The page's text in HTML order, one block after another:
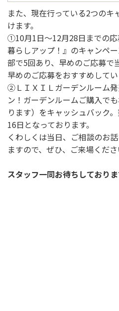
会社概
受付時間：9:00～
また、現在行っている2つのキ
けます。
①10月1日～12月28日までの
暮らしアップ！』のキャンペ
部で5回あり、早めのご応募で
早めのご応募をおすすめしてい
②ＬＩＸＩＬガーデンルーム
ン！ガーデンルームご購入で
ります）をキャッシュバック
16日となっております。
くわしくは当日、ご相談のお
ますので、ぜひ、ご来場くださ
スタッフ一同お待ちしておりま